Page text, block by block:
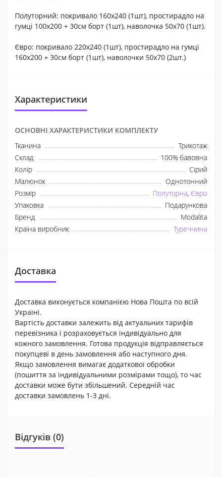
Полуторний: покривало 160х240 (1шт), простирадло на
гумці 100х200 + 30см борт (1шт), наволочка 50х70 (1шт).
Євро: покривало 220х240 (1шт), простирадло на гумці
160х200 + 30см борт (1шт), наволочки 50х70 (2шт.)
Характеристики
ОСНОВНІ ХАРАКТЕРИСТИКИ КОМПЛЕКТУ
Тканина
Трикотаж
Склад
100% бавовна
Колір
Сірий
Малюнок
Однотонний
Розмір
Полуторна, Євро
Упаковка
Подарункова
Бренд
Modalita
Країна виробник
Туреччина
Доставка
Доставка виконується компанією Нова Пошта по всій
Україні.
Вартість доставки залежить від актуальних тарифів
перевізника і розраховується індивідуально для
кожного замовлення. Готова продукція відправляється
покупцеві в день замовлення або наступного дня.
Якщо замовлення вимагає додаткової обробки
(пошиття за індивідуальними розмірами тощо), то час
доставки може бути збільшений. Середній час
доставки замовлень 1-3 дні.
Відгуків (0)